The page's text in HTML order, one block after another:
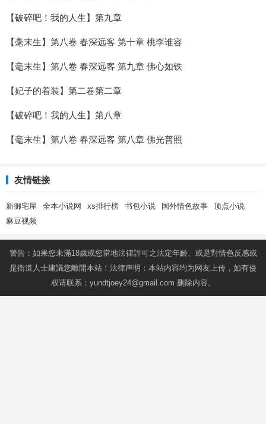
【破碎吧！我的人生】第九章
【毫末生】第八卷 春深远客 第十章 桃李谁容
【毫末生】第八卷 春深远客 第九章 佛心如铁
【妃子的着装】第二卷第二章
【破碎吧！我的人生】第八章
【毫末生】第八卷 春深远客 第八章 佛光普照
友情链接
新御宅屋 全本小说网 xs排行榜 书包小说 国外情色故事
顶点小说
麻豆视频
警告：如果您未滿18歲或您當地法律許可之法定年齡、或是對情色反感或
是衛道人士建議您離開本站！法律声明：本站内容均为网友上传，如有侵
权请联系： yundtjoey24@gmail.com 删除内容。